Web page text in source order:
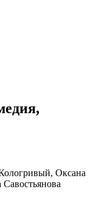
Оксана